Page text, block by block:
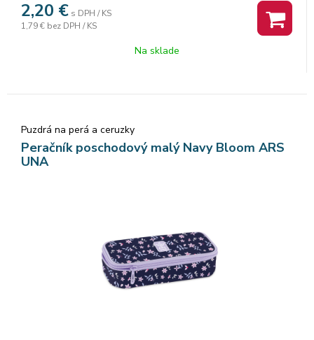
2,20 € s DPH / KS
1,79 € bez DPH / KS
Na sklade
Puzdrá na perá a ceruzky
Peračník poschodový malý Navy Bloom ARS
UNA